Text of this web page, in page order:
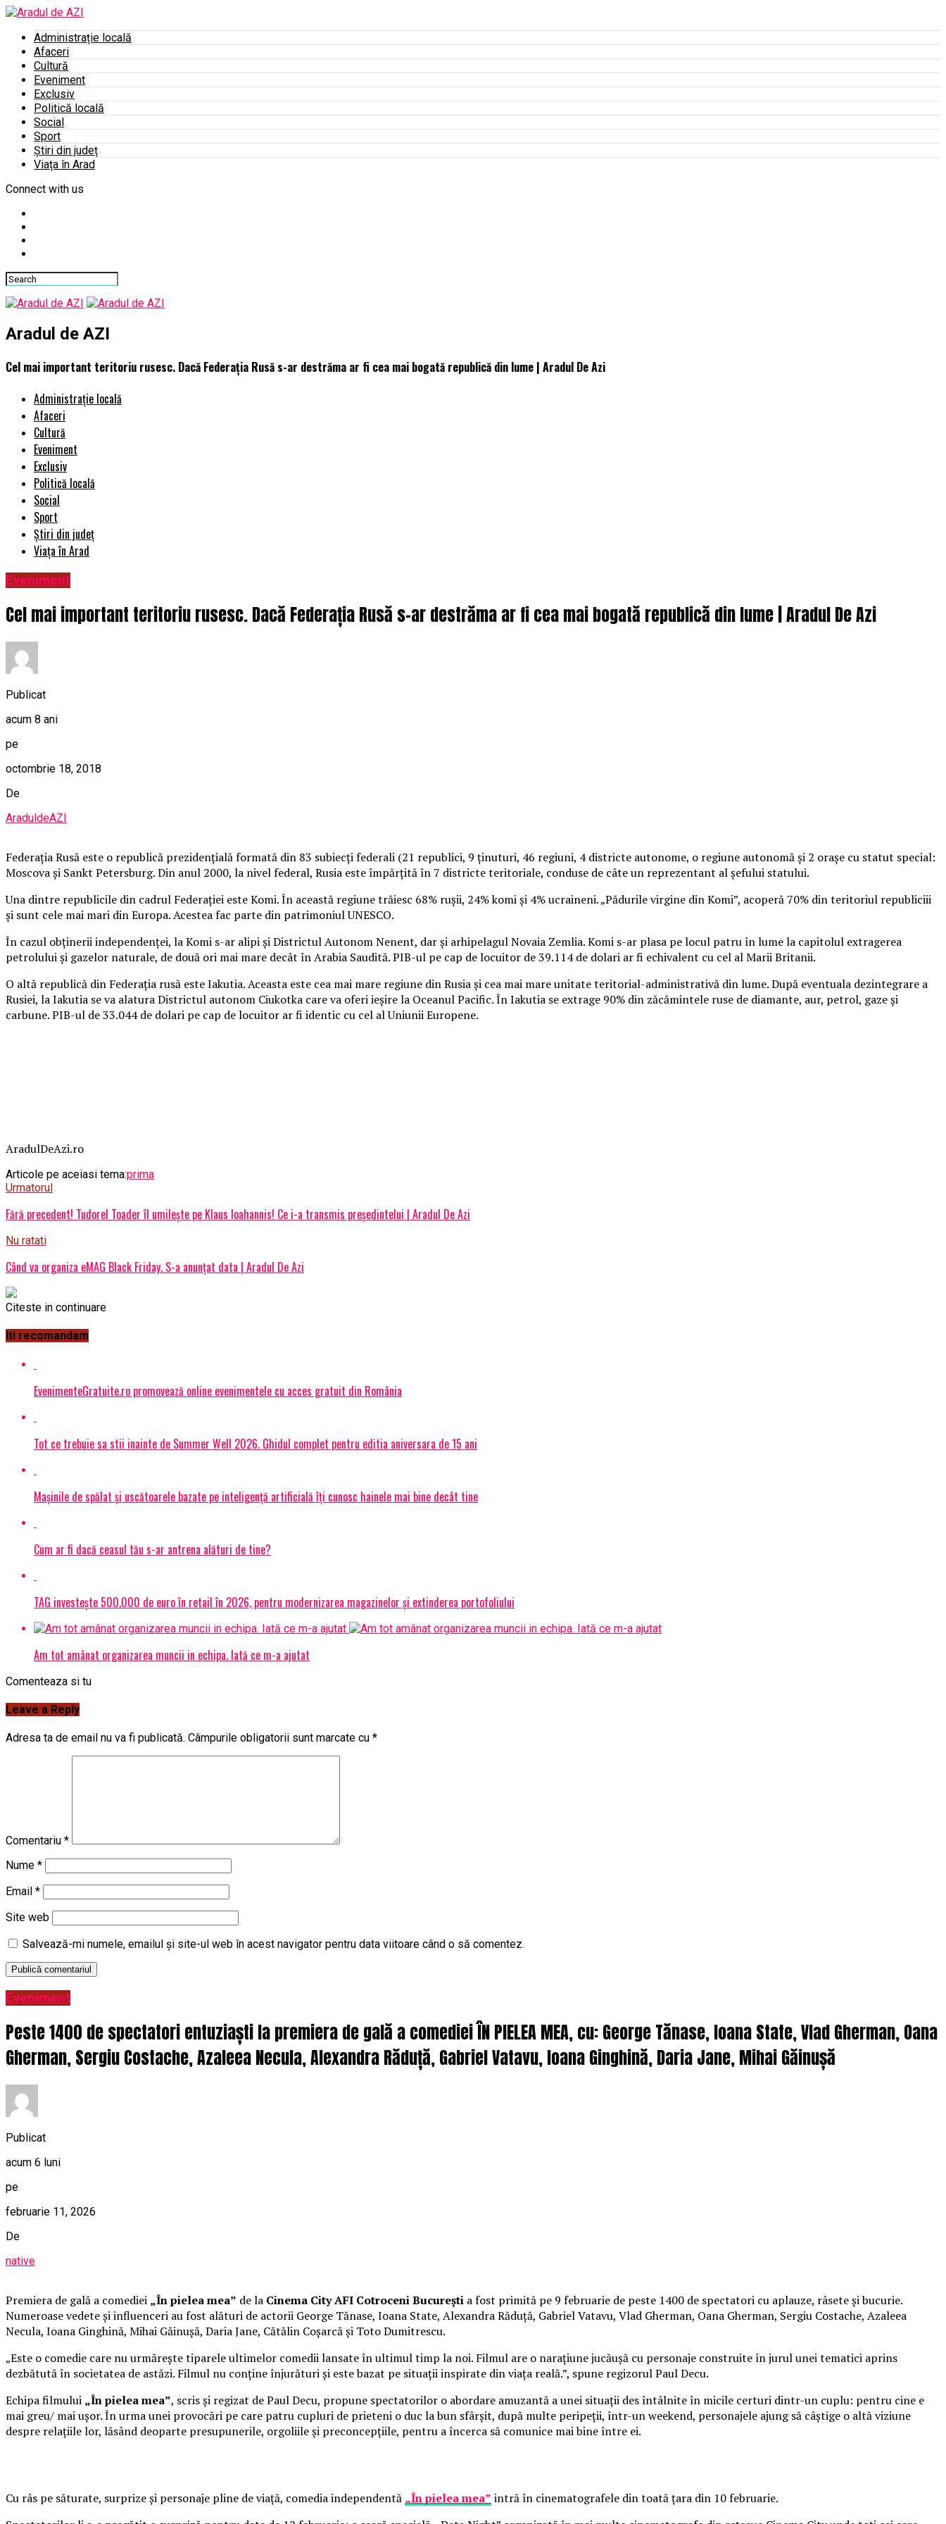
Administrație locală
Afaceri
Cultură
Eveniment
Exclusiv
Politică locală
Social
Sport
Știri din județ
Viața în Arad
Connect with us
Aradul de AZI
Cel mai important teritoriu rusesc. Dacă Federația Rusă s-ar destrăma ar fi cea mai bogată republică din lume | Aradul De Azi
Administrație locală
Afaceri
Cultură
Eveniment
Exclusiv
Politică locală
Social
Sport
Știri din județ
Viața în Arad
Eveniment
Cel mai important teritoriu rusesc. Dacă Federația Rusă s-ar destrăma ar fi cea mai bogată republică din lume | Aradul De Azi
Publicat
acum 8 ani
pe
octombrie 18, 2018
De
AraduldeAZI
Federaţia Rusă este o republică prezidenţială formată din 83 subiecţi federali (21 republici, 9 ţinuturi, 46 regiuni, 4 districte autonome, o regiune autonomă şi 2 oraşe cu statut special:
Moscova şi Sankt Petersburg. Din anul 2000, la nivel federal, Rusia este împărţită în 7 districte teritoriale, conduse de câte un reprezentant al şefului statului.
Una dintre republicile din cadrul Federaţiei este Komi. În această regiune trăiesc 68% ruşii, 24% komi şi 4% ucraineni.„Pădurile virgine din Komi”, acoperă 70% din teritoriul republiciii
şi sunt cele mai mari din Europa. Acestea fac parte din patrimoniul UNESCO.
În cazul obţinerii independenţei, la Komi s-ar alipi şi Districtul Autonom Nenent, dar şi arhipelagul Novaia Zemlia. Komi s-ar plasa pe locul patru în lume la capitolul extragerea
petrolului şi gazelor naturale, de două ori mai mare decât în Arabia Saudită. PIB-ul pe cap de locuitor de 39.114 de dolari ar fi echivalent cu cel al Marii Britanii.
O altă republică din Federaţia rusă este Iakutia. Aceasta este cea mai mare regiune din Rusia şi cea mai mare unitate teritorial-administrativă din lume. După eventuala dezintegrare a
Rusiei, la Iakutia se va alatura Districtul autonom Ciukotka care va oferi ieşire la Oceanul Pacific. În Iakutia se extrage 90% din zăcămintele ruse de diamante, aur, petrol, gaze şi
carbune. PIB-ul de 33.044 de dolari pe cap de locuitor ar fi identic cu cel al Uniunii Europene.
AradulDeAzi.ro
Articole pe aceiasi tema:prima
Urmatorul
Fără precedent! Tudorel Toader îl umilește pe Klaus Ioahannis! Ce i-a transmis președintelui | Aradul De Azi
Nu ratati
Când va organiza eMAG Black Friday. S-a anunțat data | Aradul De Azi
Citeste in continuare
Iti recomandam
EvenimenteGratuite.ro promovează online evenimentele cu acces gratuit din România
Tot ce trebuie sa stii inainte de Summer Well 2026. Ghidul complet pentru editia aniversara de 15 ani
Mașinile de spălat și uscătoarele bazate pe inteligență artificială îți cunosc hainele mai bine decât tine
Cum ar fi dacă ceasul tău s-ar antrena alături de tine?
TAG investește 500.000 de euro în retail în 2026, pentru modernizarea magazinelor și extinderea portofoliului
Am tot amânat organizarea muncii in echipa. Iată ce m-a ajutat
Comenteaza si tu
Leave a Reply
Adresa ta de email nu va fi publicată. Câmpurile obligatorii sunt marcate cu *
Comentariu *
Nume *
Email *
Site web
Salvează-mi numele, emailul și site-ul web în acest navigator pentru data viitoare când o să comentez.
Eveniment
Peste 1400 de spectatori entuziaști la premiera de gală a comediei ÎN PIELEA MEA, cu: George Tănase, Ioana State, Vlad Gherman, Oana
Gherman, Sergiu Costache, Azaleea Necula, Alexandra Răduță, Gabriel Vatavu, Ioana Ginghină, Daria Jane, Mihai Găinușă
Publicat
acum 6 luni
pe
februarie 11, 2026
De
native
Premiera de gală a comediei „În pielea mea” de la Cinema City AFI Cotroceni București a fost primită pe 9 februarie de peste 1400 de spectatori cu aplauze, râsete și bucurie.
Numeroase vedete și influenceri au fost alături de actorii George Tănase, Ioana State, Alexandra Răduță, Gabriel Vatavu, Vlad Gherman, Oana Gherman, Sergiu Costache, Azaleea
Necula, Ioana Ginghină, Mihai Găinușă, Daria Jane, Cătălin Coșarcă și Toto Dumitrescu.
„Este o comedie care nu urmărește tiparele ultimelor comedii lansate în ultimul timp la noi. Filmul are o narațiune jucăușă cu personaje construite în jurul unei tematici aprins
dezbătută în societatea de astăzi. Filmul nu conține înjurături și este bazat pe situații inspirate din viața reală.”, spune regizorul Paul Decu.
Echipa filmului „În pielea mea”, scris și regizat de Paul Decu, propune spectatorilor o abordare amuzantă a unei situații des întâlnite în micile certuri dintr-un cuplu: pentru cine e
mai greu/ mai ușor. În urma unei provocări pe care patru cupluri de prieteni o duc la bun sfârșit, după multe peripeții, într-un weekend, personajele ajung să câștige o altă viziune
despre relațiile lor, lăsând deoparte presupunerile, orgoliile și preconcepțiile, pentru a încerca să comunice mai bine între ei.
Cu râs pe săturate, surprize și personaje pline de viață, comedia independentă „În pielea mea” intră în cinematografele din toată țara din 10 februarie.